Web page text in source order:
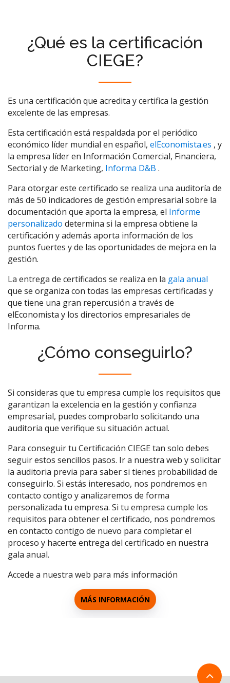
¿Qué es la certificación
CIEGE?
Es una certificación que acredita y certifica la gestión
excelente de las empresas.
Esta certificación está respaldada por el periódico
económico líder mundial en español, elEconomista.es , y
la empresa líder en Información Comercial, Financiera,
Sectorial y de Marketing, Informa D&B .
Para otorgar este certificado se realiza una auditoría de
más de 50 indicadores de gestión empresarial sobre la
documentación que aporta la empresa, el Informe
personalizado determina si la empresa obtiene la
certificación y además aporta información de los
puntos fuertes y de las oportunidades de mejora en la
gestión.
La entrega de certificados se realiza en la gala anual
que se organiza con todas las empresas certificadas y
que tiene una gran repercusión a través de
elEconomista y los directorios empresariales de
Informa.
¿Cómo conseguirlo?
Si consideras que tu empresa cumple los requisitos que
garantizan la excelencia en la gestión y confianza
empresarial, puedes comprobarlo solicitando una
auditoria que verifique su situación actual.
Para conseguir tu Certificación CIEGE tan solo debes
seguir estos sencillos pasos. Ir a nuestra web y solicitar
la auditoria previa para saber si tienes probabilidad de
conseguirlo. Si estás interesado, nos pondremos en
contacto contigo y analizaremos de forma
personalizada tu empresa. Si tu empresa cumple los
requisitos para obtener el certificado, nos pondremos
en contacto contigo de nuevo para completar el
proceso y hacerte entrega del certificado en nuestra
gala anual.
Accede a nuestra web para más información
MÁS INFORMACIÓN